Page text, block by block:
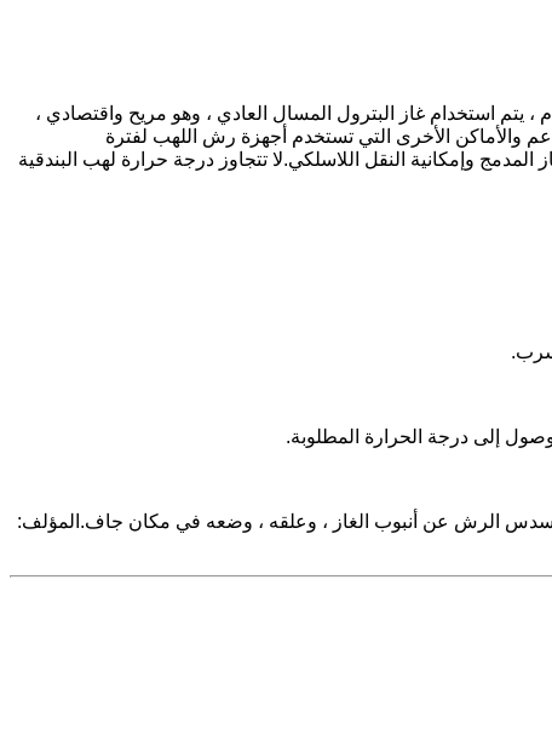
، يتم استخدام غاز البترول المسال العادي ، وهو مريح واقتصادي ،
والأماكن الأخرى التي تستخدم أجهزة رش اللهب لفترة
وإمكانية النقل اللاسلكي.لا تتجاوز درجة حرارة لهب البندقية
إلى درجة الحرارة المطلوبة.
مسدس الرش عن أنبوب الغاز ، وعلقه ، وضعه في مكان جاف.المؤلف: